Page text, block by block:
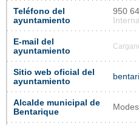
Teléfono del
ayuntamiento
950
E-mail del
ayuntamiento
Sitio web oficial del
ayuntamiento
Alcalde municipal de
Bentarique